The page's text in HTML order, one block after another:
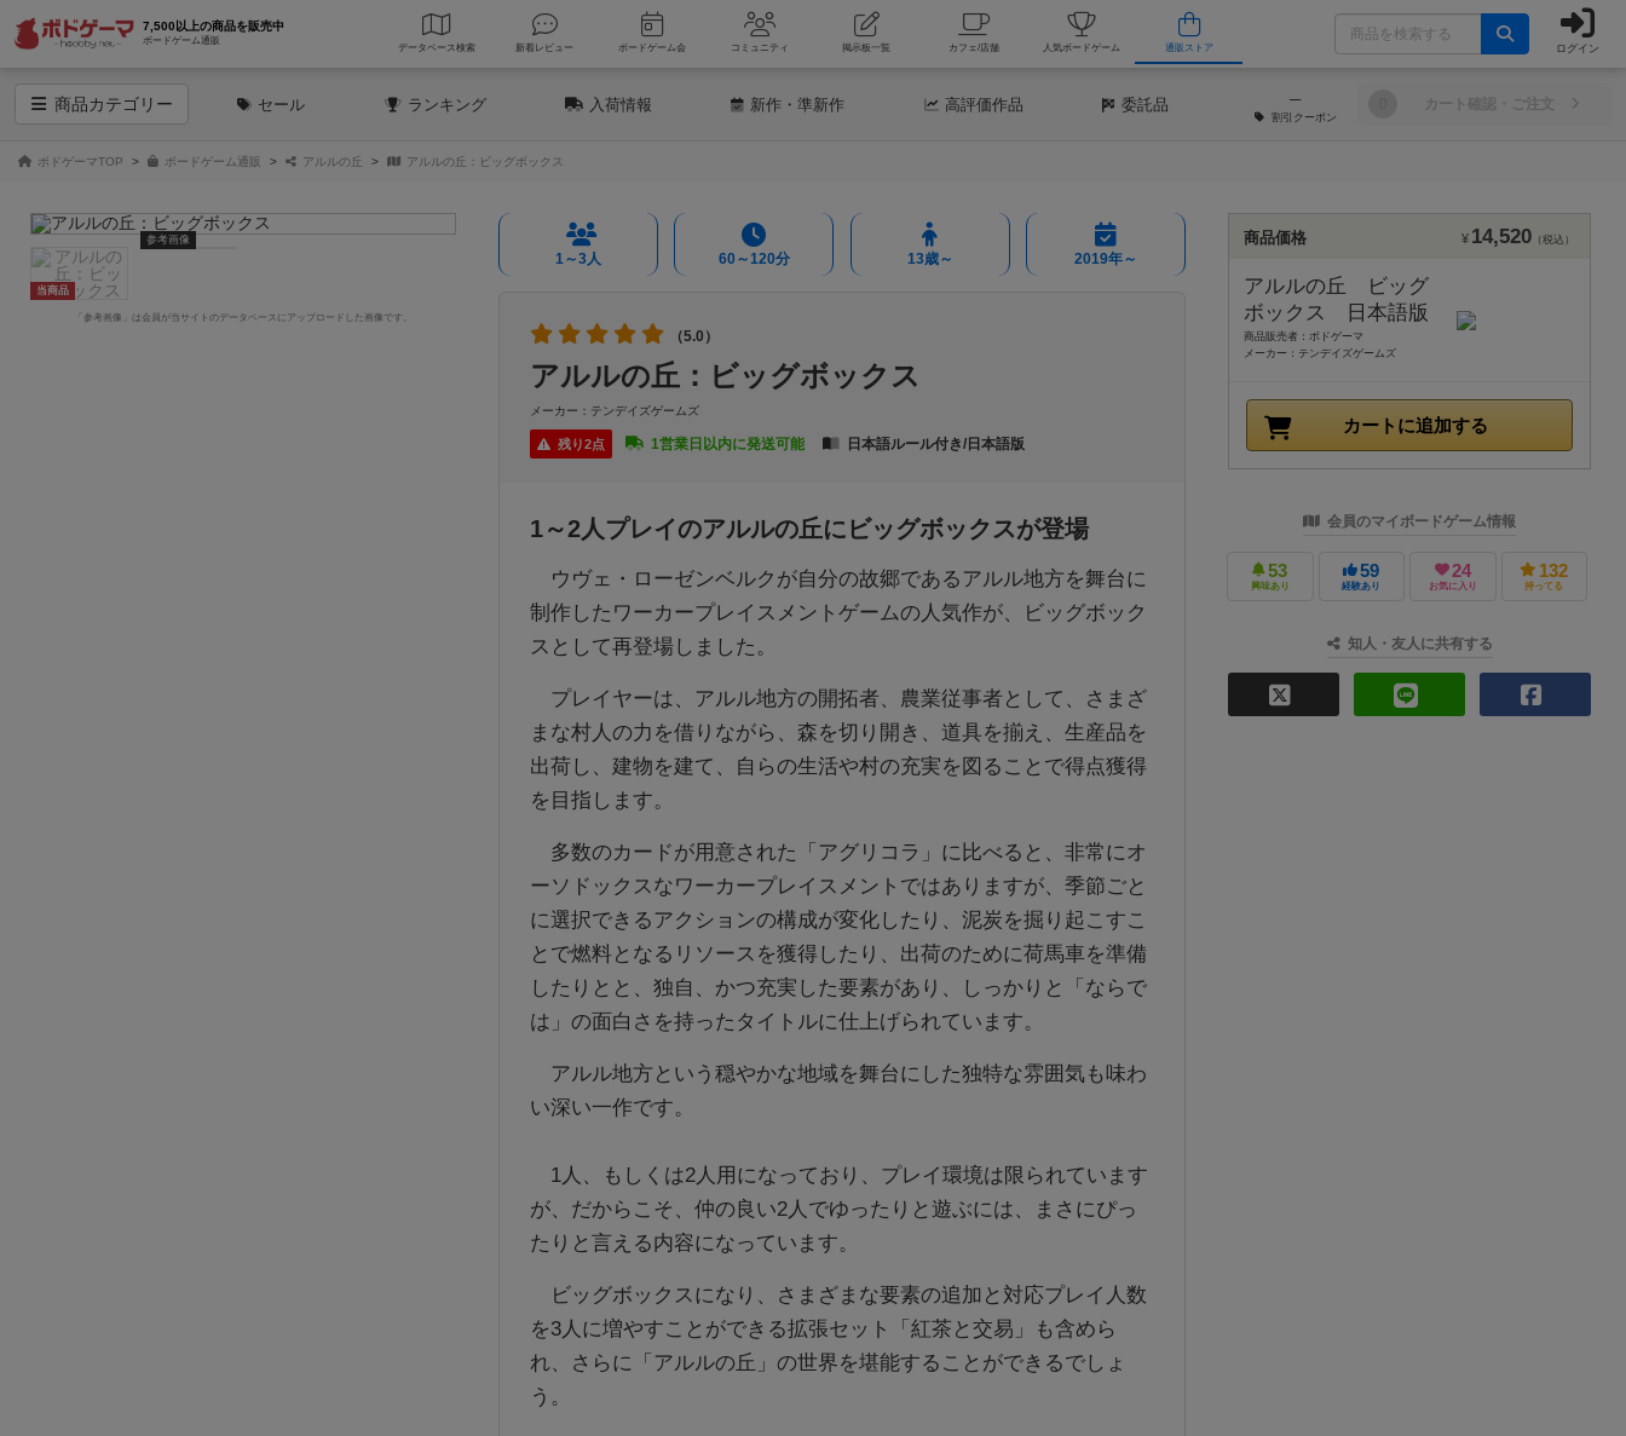
7,500以上の商品を販売中
ボードゲーム通販
データベース 検索 新着レビュー ボードゲーム会 コミュニティ 掲示板一覧 カフェ/店舗 人気ボードゲーム 通販ストア ログイン
商品カテゴリー セール ランキング 入荷情報 新作 ・準新作 高評価作品 委託品 ─
割引 クーポン
カート確認・ご注文
ボドゲーマTOP ボードゲーム通販 アルルの丘 アルルの丘：ビッグボックス
当商品
参考画像
「参考画像」は会員が当サイトのデータベースにアップロードした画像です。
1～3人 60～120分 13歳～ 2019年～
（5.0）
アルルの丘：ビッグボックス
メーカー：テンデイズゲームズ
残り2点 1営業日以内に発送可能 日本語ルール付き/日本語版
1～2人プレイのアルルの丘にビッグボックスが登場
ウヴェ・ローゼンベルクが自分の故郷であるアルル地方を舞台に
制作したワーカープレイスメントゲームの人気作が、ビッグボック
スとして再登場しました。
プレイヤーは、アルル地方の開拓者、農業従事者として、さまざ
まな村人の力を借りながら、森を切り開き、道具を揃え、生産品を
出荷し、建物を建て、自らの生活や村の充実を図ることで得点獲得
を目指します。
多数のカードが用意された「アグリコラ」に比べると、非常にオ
ーソドックスなワーカープレイスメントではありますが、季節ごと
に選択できるアクションの構成が変化したり、泥炭を掘り起こすこ
とで燃料となるリソースを獲得したり、出荷のために荷馬車を準備
したりとと、独自、かつ充実した要素があり、しっかりと「ならで
は」の面白さを持ったタイトルに仕上げられています。
アルル地方という穏やかな地域を舞台にした独特な雰囲気も味わ
い深い一作です。
1人、もしくは2人用になっており、プレイ環境は限られています
が、だからこそ、仲の良い2人でゆったりと遊ぶには、まさにぴっ
たりと言える内容になっています。
ビッグボックスになり、さまざまな要素の追加と対応プレイ人数
を3人に増やすことができる拡張セット「紅茶と交易」も含めら
れ、さらに「アルルの丘」の世界を堪能することができるでしょ
う。
商品価格 ¥ 14,520 （税込）
アルルの丘 ビッグ
ボックス 日本語版
商品販売者：ボドゲーマ
メーカー：テンデイズゲームズ
カートに追加する
会員のマイボードゲーム情報
53
興味あり
59
経験あり
24
お気に入り
132
持ってる
知人・友人に共有する